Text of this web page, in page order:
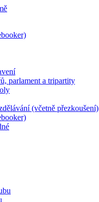
parlament a tripartity
(včetně přezkoušení)